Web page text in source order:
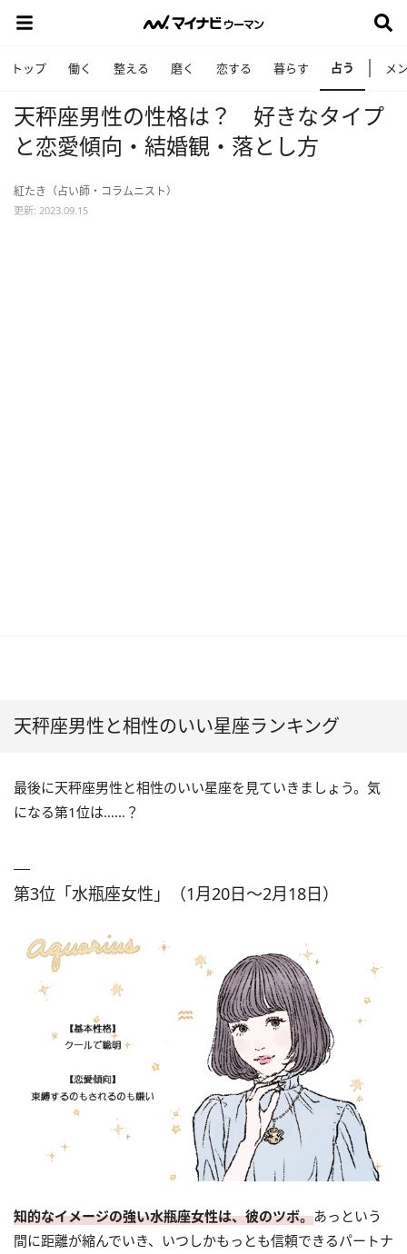
トップ 働く 整える 磨く 恋する 暮らす 占う メ
天秤座男性の性格は？ 好きなタイプ
と恋愛傾向・結婚観・落とし方
紅たき（占い師・コラムニスト）
更新: 2023.09.15
天秤座男性と相性のいい星座ランキング
最後に天秤座男性と相性のいい星座を見ていきましょう。気
になる第1位は……？
第3位「水瓶座女性」（1月20日～2月18日）
知的なイメージの強い水瓶座女性は、彼のツボ。あっという
間に距離が縮んでいき、いつしかもっとも信頼できるパートナ